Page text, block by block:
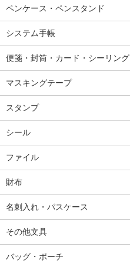
ペンケース・ペンスタンド
システム手帳
便箋・封筒・カード・シーリング
マスキングテープ
スタンプ
シール
ファイル
財布
名刺入れ・パスケース
その他文具
バッグ・ポーチ